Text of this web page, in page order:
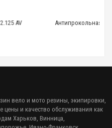
Камера для велосипеда Chao
вело и мото резины, экипировки,
цены и качество обслуживания как
Харьков, Винница,